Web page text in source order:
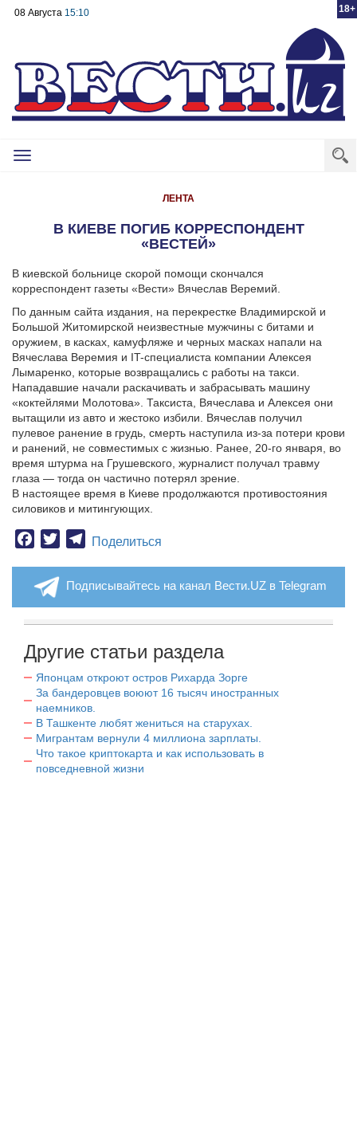
18+
08 Августа 15:10
Toggle
ЛЕНТА
В КИЕВЕ ПОГИБ КОРРЕСПОНДЕНТ
«ВЕСТЕЙ»
В киевской больнице скорой помощи скончался
корреспондент газеты «Вести» Вячеслав Веремий.
По данным сайта издания, на перекрестке Владимирской и
Большой Житомирской неизвестные мужчины с битами и
оружием, в касках, камуфляже и черных масках напали на
Вячеслава Веремия и IT-специалиста компании Алексея
Лымаренко, которые возвращались с работы на такси.
Нападавшие начали раскачивать и забрасывать машину
«коктейлями Молотова». Таксиста, Вячеслава и Алексея они
вытащили из авто и жестоко избили. Вячеслав получил
пулевое ранение в грудь, смерть наступила из-за потери крови
и ранений, не совместимых с жизнью. Ранее, 20-го января, во
время штурма на Грушевского, журналист получал травму
глаза — тогда он частично потерял зрение.
В настоящее время в Киеве продолжаются противостояния
силовиков и митингующих.
Facebook
TwitterTelegram
Поделиться
Подписывайтесь на канал Вести.UZ в Telegram
Другие статьи раздела
Японцам откроют остров Рихарда Зорге
За бандеровцев воюют 16 тысяч иностранных
наемников.
В Ташкенте любят жениться на старухах.
Мигрантам вернули 4 миллиона зарплаты.
Что такое криптокарта и как использовать в
повседневной жизни